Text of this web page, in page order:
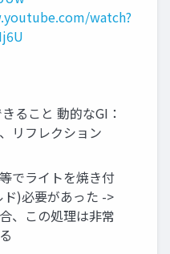
watch?
ること 動的なGI：
リフレクション
でライトを焼き付
)必要があった ->
、この処理は非常